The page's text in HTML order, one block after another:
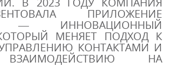
ПРИЛОЖЕНИЕ
ИННОВАЦИОННЫЙ
МЕНЯЕТ ПОДХОД К
КОНТАКТАМИ И
НА